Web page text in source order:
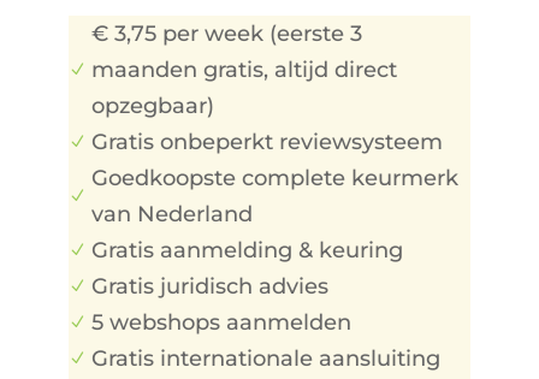
N
€ 3,75 per week (eerste 3
maanden gratis, altijd direct
opzegbaar)
N Gratis onbeperkt reviewsysteem
N
Goedkoopste complete keurmerk
van Nederland
N Gratis aanmelding & keuring
N Gratis juridisch advies
N 5 webshops aanmelden
N Gratis internationale aansluiting